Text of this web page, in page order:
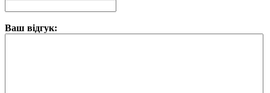
Ваш відгук: